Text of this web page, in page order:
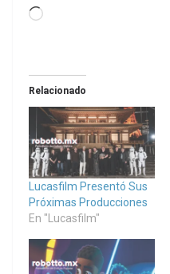
Loading…
Relacionado
Lucasfilm Presentó Sus
Próximas Producciones
En "Lucasfilm"